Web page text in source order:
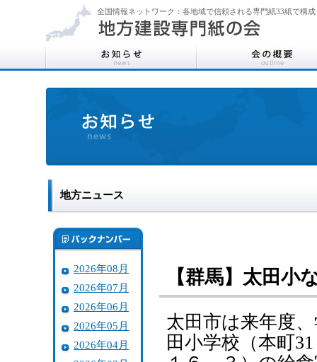
全国情報ネットワーク：各地域で信頼される専門紙33紙で構成
地方ニュース
2026年08月
2026年07月
2026年06月
2026年05月
2026年04月
【群馬】太田小
太田市は来年度
田小学校（本町